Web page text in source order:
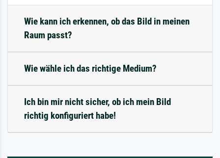
Wie kann ich erkennen, ob das Bild in meinen
Raum passt?
Wie wähle ich das richtige Medium?
Ich bin mir nicht sicher, ob ich mein Bild
richtig konfiguriert habe!